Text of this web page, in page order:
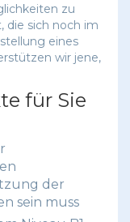
zu
die sich noch im
eines
wir jene,
für Sie
der
sein muss